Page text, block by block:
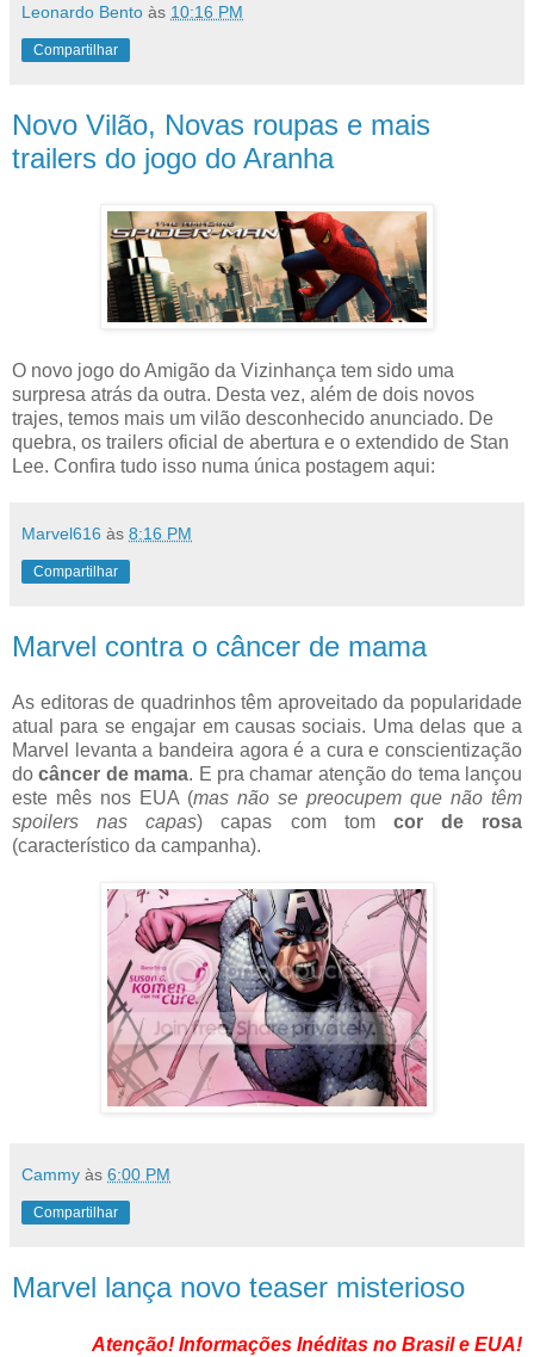
Leonardo Bento às 10:16 PM
Compartilhar
Novo Vilão, Novas roupas e mais
trailers do jogo do Aranha
O novo jogo do Amigão da Vizinhança tem sido uma
surpresa atrás da outra. Desta vez, além de dois novos
trajes, temos mais um vilão desconhecido anunciado. De
quebra, os trailers oficial de abertura e o extendido de Stan
Lee. Confira tudo isso numa única postagem aqui:
Marvel616 às 8:16 PM
Compartilhar
Marvel contra o câncer de mama
As editoras de quadrinhos têm aproveitado da popularidade
atual para se engajar em causas sociais. Uma delas que a
Marvel levanta a bandeira agora é a cura e conscientização
docâncer de mama. E pra chamar atenção do tema lançou
este mês nos EUA (mas não se preocupem que não têm
spoilers nas capas) capas com tom cor de rosa
(característico da campanha).
Cammy às 6:00 PM
Compartilhar
Marvel lança novo teaser misterioso
Atenção! Informações Inéditas no Brasil e EUA!